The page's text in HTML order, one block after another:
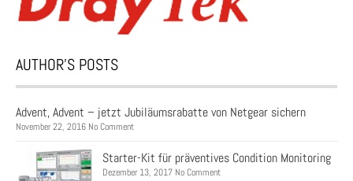
AUTHOR’S POSTS
Advent, Advent – jetzt Jubiläumsrabatte von Netgear sichern
November 22, 2016 No Comment
Starter-Kit für präventives Condition Monitoring
Dezember 13, 2017 No Comment